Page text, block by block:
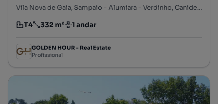
Vila Nova de Gaia, Sampaio - Alumiara - Verdinho, Canidelo, Vila Nova de Gaia, Porto
Tipologia
T4
Preço por metro quadrado
332 m²
Andar 1 andar
GOLDEN HOUR - Real Estate
Profissional